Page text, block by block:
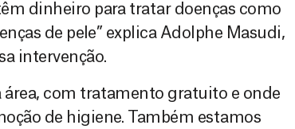
dinheiro para tratar doenças como
de pele” explica Adolphe Masudi,
intervenção.
com tratamento gratuito e onde
de higiene. Também estamos